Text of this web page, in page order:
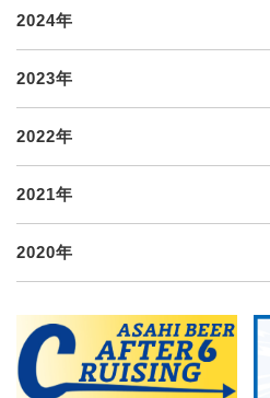
2024年
2023年
2022年
2021年
2020年